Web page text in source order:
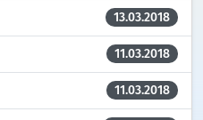
13.03.2018
11.03.2018
11.03.2018